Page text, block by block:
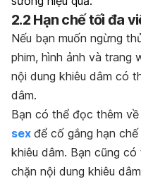
2.2 Hạn chế tối đa
Nếu bạn muốn ngừng
phim, hình ảnh và trang
nội dung khiêu dâm có
dâm.
Bạn có thể đọc thêm về
sex để cố gắng hạn
khiêu dâm. Bạn cũng
chặn nội dung khiêu